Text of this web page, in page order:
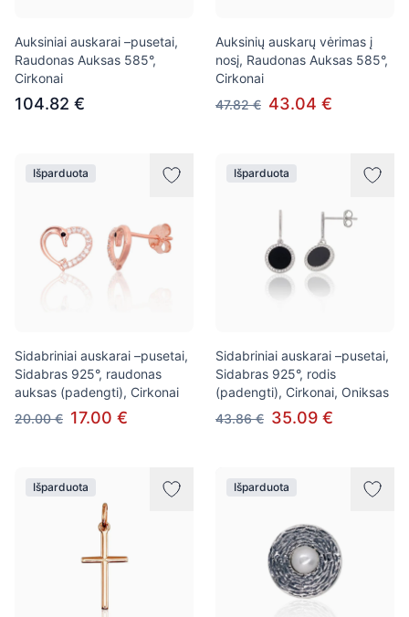
Auksiniai auskarai –pusetai,
Raudonas Auksas 585°,
Cirkonai
104.82 €
Auksinių auskarų vėrimas į
nosį, Raudonas Auksas 585°,
Cirkonai
47.82 € 43.04 €
Išparduota
Sidabriniai auskarai –pusetai,
Sidabras 925°, raudonas
auksas (padengti), Cirkonai
20.00 € 17.00 €
Išparduota
Sidabriniai auskarai –pusetai,
Sidabras 925°, rodis
(padengti), Cirkonai, Oniksas
43.86 € 35.09 €
Išparduota Išparduota